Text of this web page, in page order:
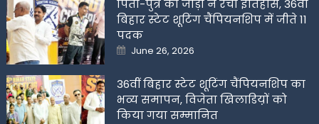
पिता-पुत्र की जोड़ी ने रचा इतिहास, 36वीं
बिहार स्टेट शूटिंग चैंपियनशिप में जीते 11
पदक
Posted
on
June 26, 2026
36वीं बिहार स्टेट शूटिंग चैंपियनशिप का
भव्य समापन, विजेता खिलाडिय़ों को
किया गया सम्मानित